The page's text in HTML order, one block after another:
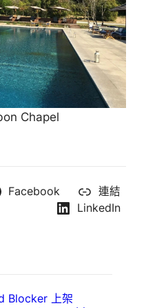
Chapel
Facebook
連結
LinkedIn
Blocker 上架